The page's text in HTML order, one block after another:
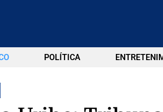
POLÍTICA